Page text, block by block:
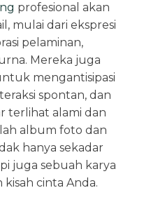
profesional akan
mulai dari ekspresi
pelaminan,
Mereka juga
mengantisipasi
spontan, dan
terlihat alami dan
album foto dan
hanya sekadar
juga sebuah karya
cinta Anda.